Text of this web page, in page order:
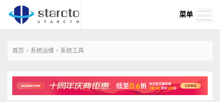
菜单
首页 > 系统运维 > 系统工具